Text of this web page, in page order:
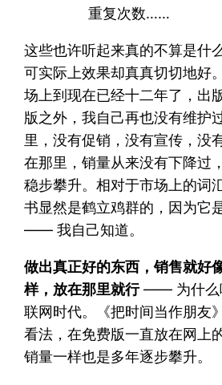
重复次数……
这些也许听起来真的不算是什
可实际上效果却真真切切地好
场上到现在已经十二年了，出
版之外，我自己再也没有维护
里，没有促销，没有宣传，没
在那里，销量从来没有下降过
稳步攀升。相对于市场上的词
书显然是鹤立鸡群的，因为它
—— 我自己知道。
做出真正好的东西，销售就好
样，放在那里就行—— 为什么
联网时代。《把时间当作朋友
看法，在免费版一直放在网上
销量一样也是多年逐步攀升。